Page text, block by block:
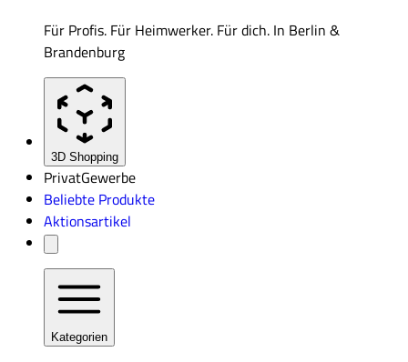
Für Profis. Für Heimwerker. Für dich. In Berlin &
Brandenburg
3D Shopping
PrivatGewerbe
Beliebte Produkte
Aktionsartikel
Kategorien